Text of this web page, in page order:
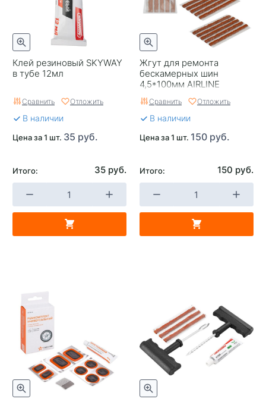
Клей резиновый SKYWAY
в тубе 12мл
Сравнить Отложить
В наличии
Цена за 1 шт. 35 руб.
Итого: 35 руб.
Жгут для ремонта
бескамерных шин
4,5*100мм AIRLINE
коричневые 10шт
Сравнить Отложить
В наличии
Цена за 1 шт. 150 руб.
Итого: 150 руб.